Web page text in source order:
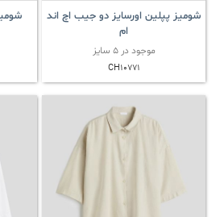
شومیز پپلین اورسایز دو جیب اچ اند
ام
موجود در 5 سایز
CH10771